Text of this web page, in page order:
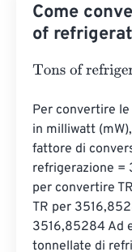
Come
of
Tons of
Per convertire
in milliwatt
fattore di
refrigerazione =
per convertire
TR per
3516,85284 Ad
tonnellate di